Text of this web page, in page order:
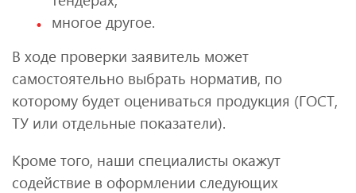
многое другое.
В ходе проверки заявитель может
самостоятельно выбрать норматив, по
которому будет оцениваться продукция (ГОСТ,
ТУ или отдельные показатели).
Кроме того, наши специалисты окажут
содействие в оформлении следующих